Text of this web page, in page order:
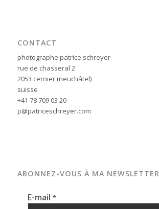
CONTACT
photographe patrice schreyer
rue de chasseral 2
2053 cernier (neuchâtel)
suisse
+41 78 709 03 20
p@patriceschreyer.com
ABONNEZ-VOUS À MA NEWSLETTER
E-mail *